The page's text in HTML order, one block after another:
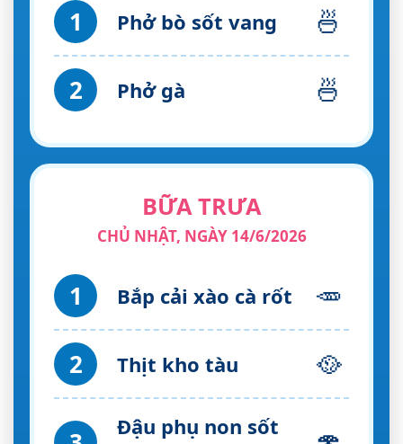
1 Phở bò sốt vang 🍜
2 Phở gà 🍜
BỮA TRƯA
CHỦ NHẬT, NGÀY 14/6/2026
1 Bắp cải xào cà rốt 🥕
2 Thịt kho tàu 🥘
Đậu phụ non sốt